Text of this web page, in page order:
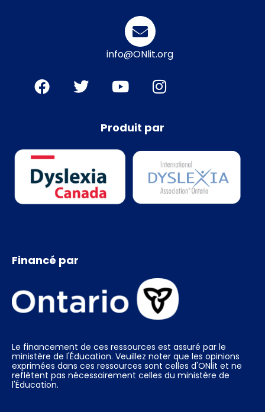
info@ONlit.org
Produit par
Financé par
Le financement de ces ressources est assuré par le
ministère de l'Éducation. Veuillez noter que les opinions
exprimées dans ces ressources sont celles d'ONlit et ne
reflètent pas nécessairement celles du ministère de
l'Éducation.